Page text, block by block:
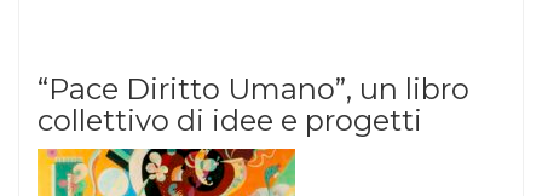
“Pace Diritto Umano”, un libro
collettivo di idee e progetti